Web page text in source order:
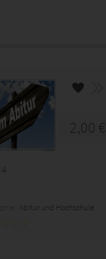
2,00 €
Abitur und Hochschule